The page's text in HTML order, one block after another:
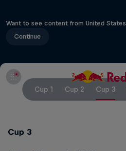
Want to see content from United
Continue
Cup 1 Cup 2 Cup 3
Cup 3